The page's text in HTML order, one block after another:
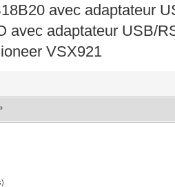
avec adaptateur
avec adaptateur USB/
VSX921